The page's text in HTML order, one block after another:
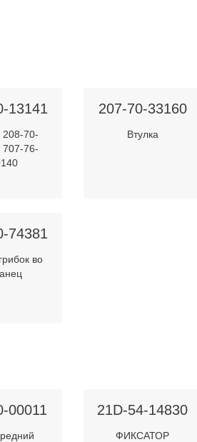
13141
208-70-
707-76-
207-70-33160
Втулка
74381
во
00011 21D-54-14830
ФИКСАТОР